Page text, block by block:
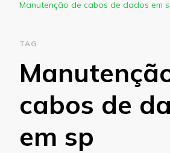
Manutenção de cabos de dados em
TAG
cabos de
em sp